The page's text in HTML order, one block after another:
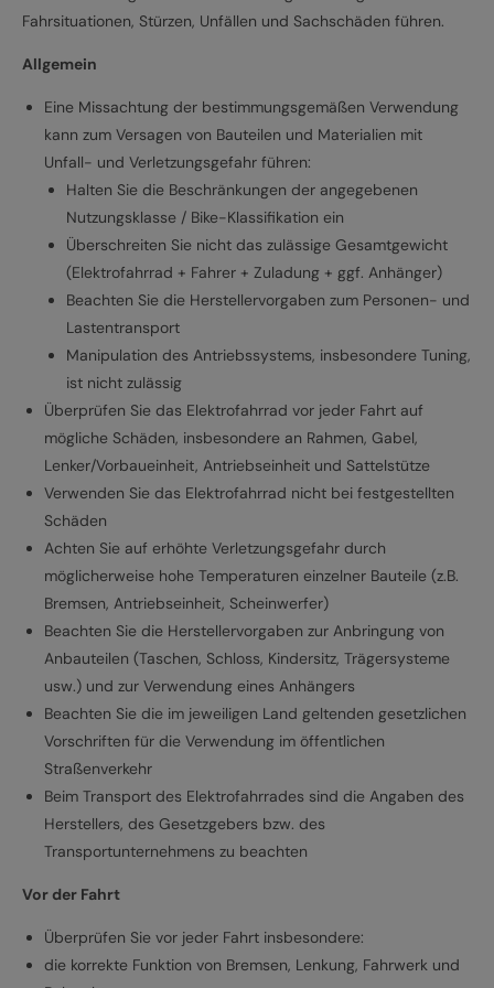
Fahrsituationen, Stürzen, Unfällen und Sachschäden führen.
Allgemein
Eine Missachtung der bestimmungsgemäßen Verwendung
kann zum Versagen von Bauteilen und Materialien mit
Unfall- und Verletzungsgefahr führen:
Halten Sie die Beschränkungen der angegebenen
Nutzungsklasse / Bike-Klassifikation ein
Überschreiten Sie nicht das zulässige Gesamtgewicht
(Elektrofahrrad + Fahrer + Zuladung + ggf. Anhänger)
Beachten Sie die Herstellervorgaben zum Personen- und
Lastentransport
Manipulation des Antriebssystems, insbesondere Tuning,
ist nicht zulässig
Überprüfen Sie das Elektrofahrrad vor jeder Fahrt auf
mögliche Schäden, insbesondere an Rahmen, Gabel,
Lenker/Vorbaueinheit, Antriebseinheit und Sattelstütze
Verwenden Sie das Elektrofahrrad nicht bei festgestellten
Schäden
Achten Sie auf erhöhte Verletzungsgefahr durch
möglicherweise hohe Temperaturen einzelner Bauteile (z.B.
Bremsen, Antriebseinheit, Scheinwerfer)
Beachten Sie die Herstellervorgaben zur Anbringung von
Anbauteilen (Taschen, Schloss, Kindersitz, Trägersysteme
usw.) und zur Verwendung eines Anhängers
Beachten Sie die im jeweiligen Land geltenden gesetzlichen
Vorschriften für die Verwendung im öffentlichen
Straßenverkehr
Beim Transport des Elektrofahrrades sind die Angaben des
Herstellers, des Gesetzgebers bzw. des
Transportunternehmens zu beachten
Vor der Fahrt
Überprüfen Sie vor jeder Fahrt insbesondere:
die korrekte Funktion von Bremsen, Lenkung, Fahrwerk und